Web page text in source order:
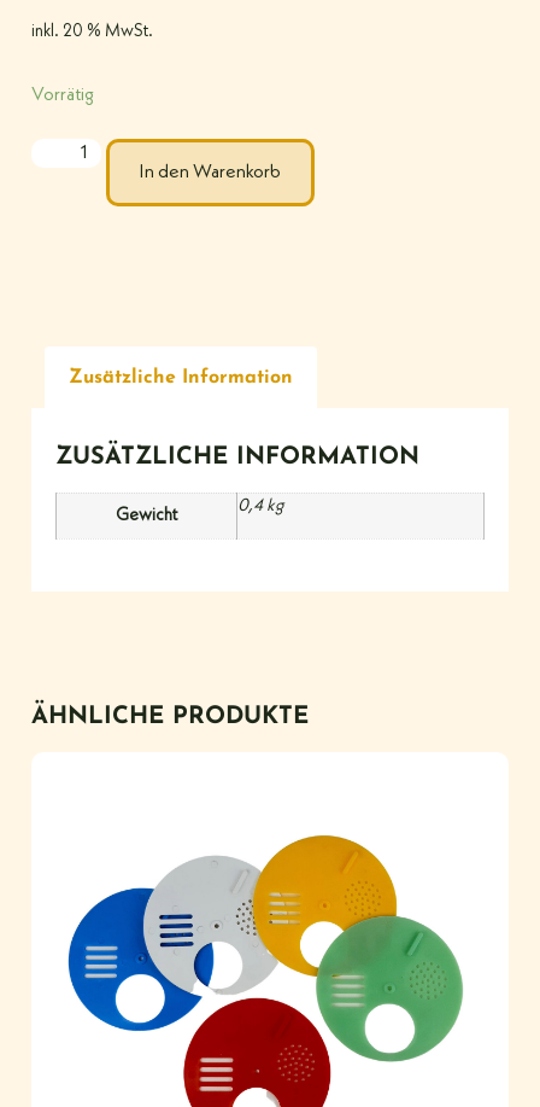
inkl. 20 % MwSt.
Vorrätig
In den Warenkorb
Zusätzliche Information
ZUSÄTZLICHE INFORMATION
Gewicht
0,4 kg
ÄHNLICHE PRODUKTE